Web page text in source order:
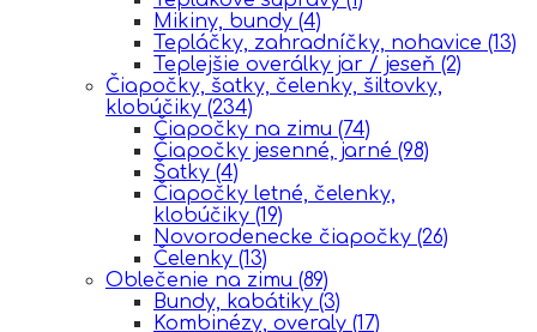
Mikiny, bundy (4)
Tepláčky, zahradníčky, nohavice (13)
Teplejšie overálky jar / jeseň (2)
Čiapočky, šatky, čelenky, šiltovky,
klobúčiky (234)
Čiapočky na zimu (74)
Čiapočky jesenné, jarné (98)
Šatky (4)
Čiapočky letné, čelenky,
klobúčiky (19)
Novorodenecke čiapočky (26)
Čelenky (13)
Oblečenie na zimu (89)
Bundy, kabátiky (3)
Kombinézy, overaly (17)